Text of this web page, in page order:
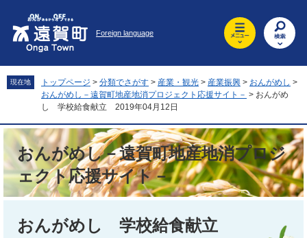
先
頭
。
を
飛
て
へ
Foreign language
現在地 トップページ > 分類でさがす > 産業・観光 > 産業振興 > おんがめし >
おんがめし－遠賀町地産地消プロジェクト応援サイト－ > おんがめ
し 学校給食献立 2019年04月12日
おんがめし－遠賀町地産地消プロジ
ェクト応援サイト－
おんがめし 学校給食献立